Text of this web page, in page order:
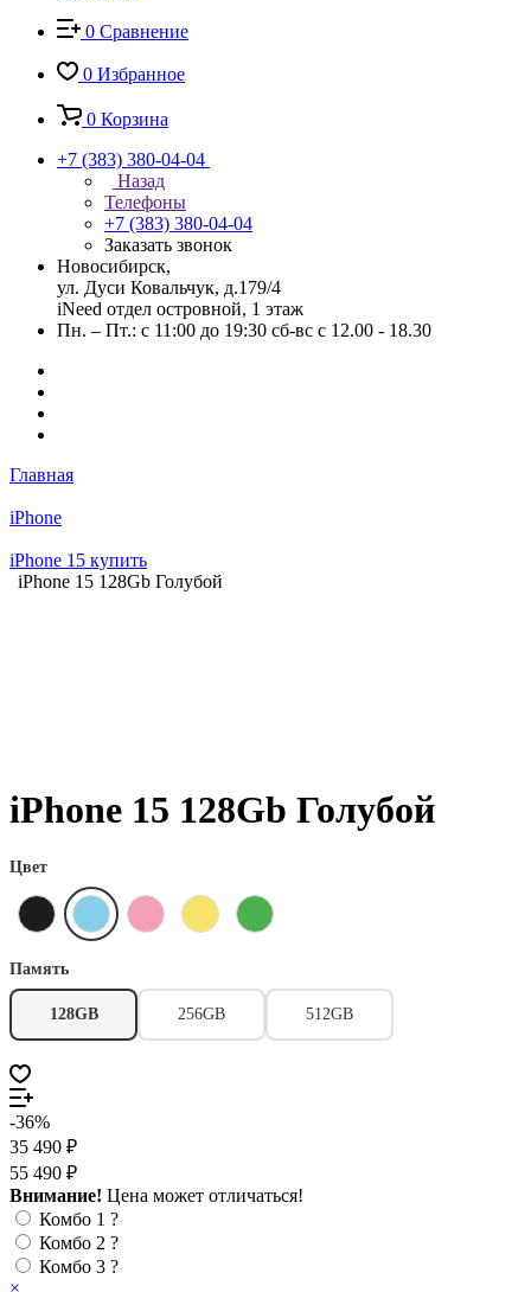
0 Сравнение
0 Избранное
0 Корзина
+7 (383) 380-04-04
Назад
Телефоны
+7 (383) 380-04-04
Заказать звонок
Новосибирск,
ул. Дуси Ковальчук, д.179/4
iNeed отдел островной, 1 этаж
Пн. – Пт.: с 11:00 до 19:30 сб-вс с 12.00 - 18.30
Главная
iPhone
iPhone 15 купить
iPhone 15 128Gb Голубой
iPhone 15 128Gb Голубой
Цвет
Память
128GB 256GB 512GB
-36%
35 490 ₽
55 490 ₽
Внимание! Цена может отличаться!
Комбо 1 ?
Комбо 2 ?
Комбо 3 ?
×